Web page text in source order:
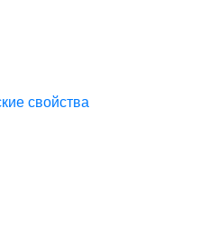
свойства